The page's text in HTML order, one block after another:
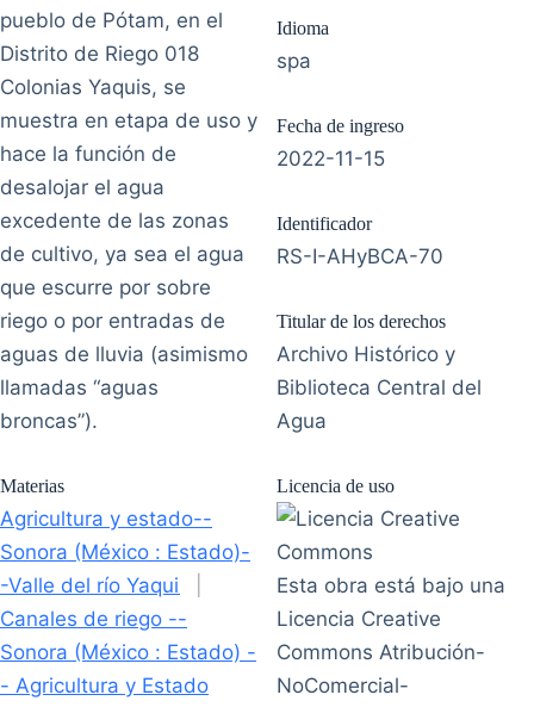
pueblo de Pótam, en el
Distrito de Riego 018
Colonias Yaquis, se
muestra en etapa de uso y
hace la función de
desalojar el agua
excedente de las zonas
de cultivo, ya sea el agua
que escurre por sobre
riego o por entradas de
aguas de lluvia (asimismo
llamadas “aguas
broncas”).
Materias
Agricultura y estado--
Sonora (México : Estado)-
-Valle del río Yaqui
Canales de riego --
Sonora (México : Estado) -
- Agricultura y Estado
Idioma
spa
Fecha de ingreso
2022-11-15
Identificador
RS-I-AHyBCA-70
Titular de los derechos
Archivo Histórico y
Biblioteca Central del
Agua
Licencia de uso
Esta obra está bajo una
Licencia Creative
Commons Atribución-
NoComercial-